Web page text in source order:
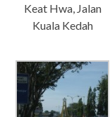
Keat Hwa, Jalan
Kuala Kedah